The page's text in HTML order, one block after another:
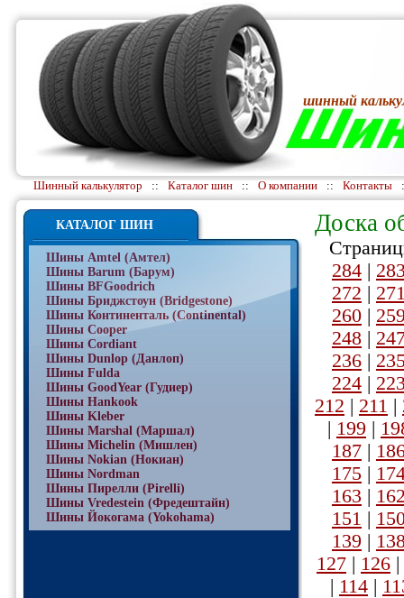
шинный
Шинный калькулятор :: Каталог шин :: О компании :: Контакты
КАТАЛОГ ШИН
Шины Amtel (Амтел)
Шины Barum (Барум)
Шины BFGoodrich
Шины Бриджстоун (Bridgestone)
Шины Континенталь (Continental)
Шины Cooper
Шины Cordiant
Шины Dunlop (Данлоп)
Шины Fulda
Шины GoodYear (Гудиер)
Шины Hankook
Шины Kleber
Шины Marshal (Маршал)
Шины Michelin (Мишлен)
Шины Nokian (Нокиан)
Шины Nordman
Шины Пирелли (Pirelli)
Шины Vredestein (Фредештайн)
Шины Йокогама (Yokohama)
Доска
284 |
272 |
260 |
248 |
236 |
224 |
212 | 211 |
| 199 |
187 |
175 |
163 |
151 |
139 |
127 | 126 |
| 114 |